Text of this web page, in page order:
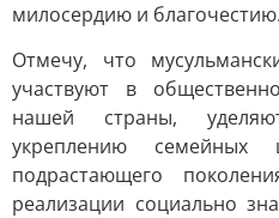
милосердию и благочестию.
Отмечу, что
участвуют в
нашей страны,
укреплению семейных
подрастающего
реализации социально